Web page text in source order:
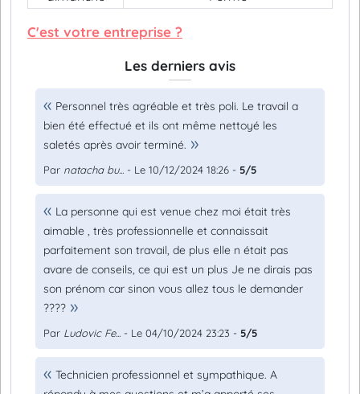
C'est votre entreprise ?
Les derniers avis
Personnel très agréable et très poli. Le travail a
bien été effectué et ils ont même nettoyé les
saletés après avoir terminé.
Par natacha bu... - Le 10/12/2024 18:26 - 5/5
La personne qui est venue chez moi était très
aimable , très professionnelle et connaissait
parfaitement son travail, de plus elle n était pas
avare de conseils, ce qui est un plus Je ne dirais pas
son prénom car sinon vous allez tous le demander
????
Par Ludovic Fe... - Le 04/10/2024 23:23 - 5/5
Technicien professionnel et sympathique. A